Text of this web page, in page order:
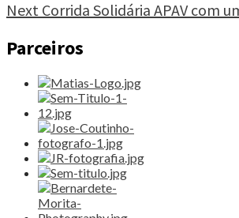
Atlântico"
Next Corrida Solidária APAV com
Parceiros